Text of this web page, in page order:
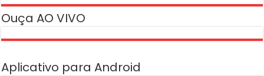
Ouça AO VIVO
Aplicativo para Android